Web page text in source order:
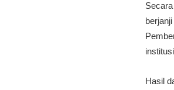
Hasil